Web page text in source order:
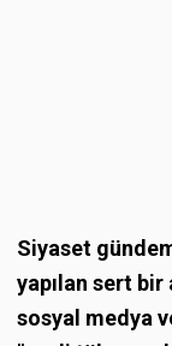
Siyaset
yapılan sert
sosyal medya